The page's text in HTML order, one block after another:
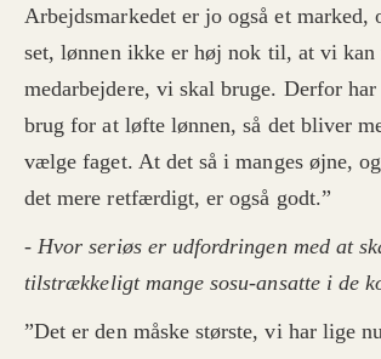
Arbejdsmarkedet er jo også et marked,
set, lønnen ikke er høj nok til, at vi kan
medarbejdere, vi skal bruge. Derfor
brug for at løfte lønnen, så det bliver
vælge faget. At det så i manges øjne,
det mere retfærdigt, er også godt.”
-Hvor seriøs er udfordringen med at
tilstrækkeligt mange sosu-ansatte i de
”Det er den måske største, vi har lige